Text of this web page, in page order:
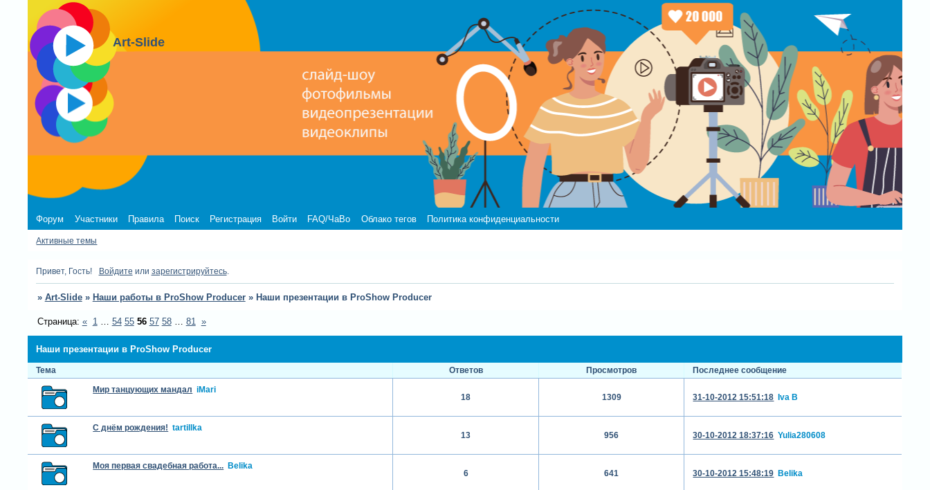
Art-Slide
Форум Участники Правила Поиск Регистрация Войти FAQ/ЧаВо Облако тегов Политика конфиденциальности
Активные темы
Привет, Гость! Войдите или зарегистрируйтесь.
» Art-Slide » Наши работы в ProShow Producer » Наши презентации в ProShow Producer
Наши презентации в ProShow Producer
Страница: « 1 … 54 55 56 57 58 … 81 »
Тема Ответов Просмотров
Последнее сообщение
Мир танцующих мандал iMari
18 1309 31-10-2012 15:51:18 Iva B
С днём рождения! tartillka
13 956 30-10-2012 18:37:16 Yulia280608
Моя первая свадебная работа... Belika
6 641 30-10-2012 15:48:19 Belika